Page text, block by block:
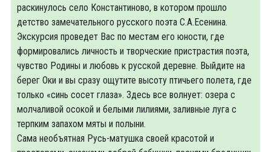
раскинулось село Константиново, в котором прошло
детство замечательного русского поэта С.А.Есенина.
Экскурсия проведет Вас по местам его юности, где
формировались личность и творческие пристрастия поэта,
чувство Родины и любовь к русской деревне. Выйдите на
берег Оки и вы сразу ощутите высоту птичьего полета, где
только «синь сосет глаза». Здесь все волнует: озера с
молчаливой осокой и белыми лилиями, заливные луга с
терпким запахом мяты и полыни.
Сама необъятная Русь-матушка своей красотой и